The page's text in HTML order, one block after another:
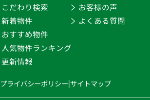
こだわり検索
新着物件
おすすめ物件
人気物件ランキング
更新情報
お客様の声
よくある質問
プライバシーポリシー|サイトマップ